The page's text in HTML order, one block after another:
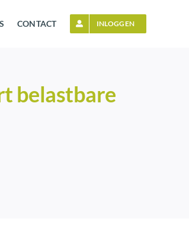
CONTACT INLOGGEN
belastbare